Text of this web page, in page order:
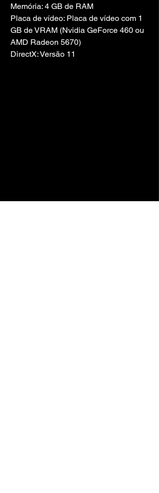
Memória: 4 GB de RAM
Placa de vídeo: Placa de vídeo com 1
GB de VRAM (Nvidia GeForce 460 ou
AMD Radeon 5670)
DirectX: Versão 11